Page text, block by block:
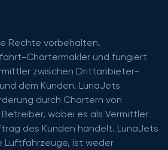
Rechte vorbehalten.
Chartermakler und fungiert
zwischen Drittanbieter-
dem Kunden. LunaJets
durch Chartern von
wobei es als Vermittler
des Kunden handelt. LunaJets
Luftfahrzeuge, ist weder